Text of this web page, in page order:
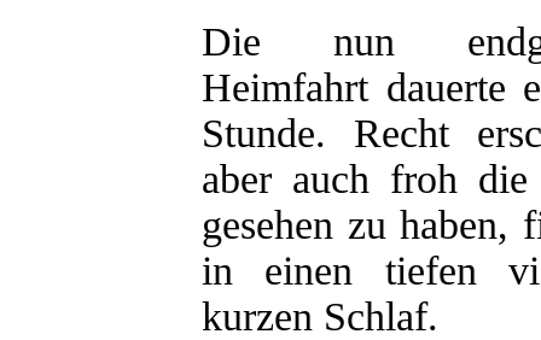
Die nun
Heimfahrt dauerte
Stunde. Recht
aber auch froh
gesehen zu haben,
in einen tiefen
kurzen Schlaf.